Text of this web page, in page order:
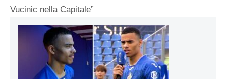
Vucinic nella Capitale”